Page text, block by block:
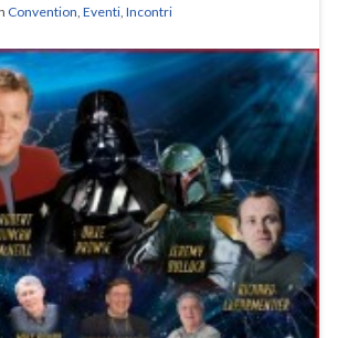
Convention, Eventi, Incontri